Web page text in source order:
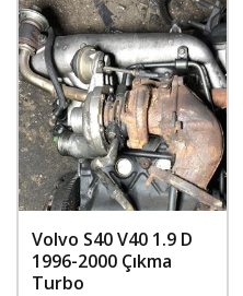
Volvo S40 V40 1.9 D
1996-2000 Çıkma
Turbo